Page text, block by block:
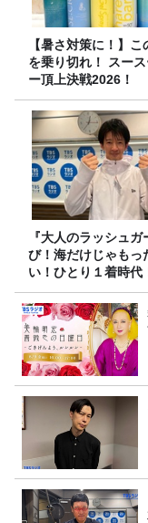
【暑さ対策に！】
を乗り切れ！ スー
ー頂上決戦2026！
『大人のラッシュガ
び！海だけじゃもっ
い！ひとり１着時代